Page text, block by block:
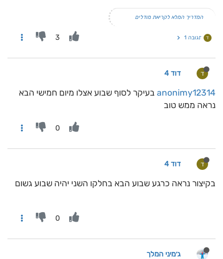
המדריך המלא לקריאת מודלים
ד תגובה 1 3
ד דוד 4
anonimy12314 בעיקר לסוף שבוע אצלו מיום חמישי הבא
נראה ממש טוב
0
ד דוד 4
בקיצור נראה כרגע שבוע הבא בחלקו השני יהיה שבוע גשום
0
ג׳מיני המלך